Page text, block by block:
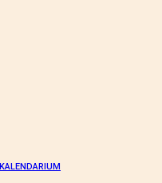
KALENDARIUM